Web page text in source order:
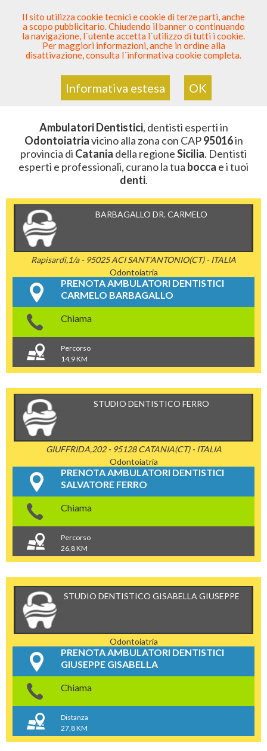
SEI DENTISTA? PARTECIPA
Sei QuiElenco Dentista Sicuro > Odontoiatria>
Ambulatori Dentistici>Sicilia >Catania>CAP 95016
ZONA CON CAP 95016
Ambulatori Dentistici, dentisti esperti in
Odontoiatriavicino alla zona con CAP95016in
provincia di Catania della regioneSicilia. Dentisti
esperti e professionali, curano la tua bocca e i tuoi
denti.
BARBAGALLO DR. CARMELO
Rapisardi,1/a - 95025 ACI SANT'ANTONIO(CT) - ITALIA
Odontoiatria
PRENOTA AMBULATORI DENTISTICI
CARMELO BARBAGALLO
Chiama
Percorso
14,9 KM
STUDIO DENTISTICO FERRO
GIUFFRIDA,202 - 95128 CATANIA(CT) - ITALIA
Odontoiatria
PRENOTA AMBULATORI DENTISTICI
SALVATORE FERRO
Chiama
Percorso
26,8 KM
STUDIO DENTISTICO GISABELLA GIUSEPPE
Odontoiatria
PRENOTA AMBULATORI DENTISTICI
GIUSEPPE GISABELLA
Chiama
Distanza
27,8 KM
Il sito utilizza cookie tecnici e cookie di terze parti, anche
a scopo pubblicitario. Chiudendo il banner o continuando
la navigazione, l´utente accetta l´utilizzo di tutti i cookie.
Per maggiori informazioni, anche in ordine alla
disattivazione, consulta l´informativa cookie completa.
Informativa estesa OK